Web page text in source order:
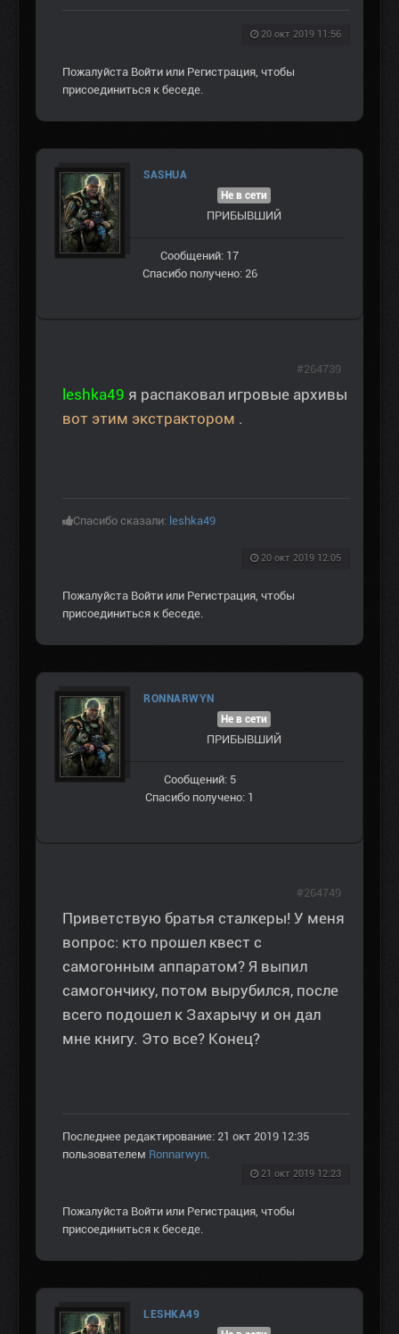
20 окт 2019 11:56
Пожалуйста Войти или Регистрация, чтобы
присоединиться к беседе.
SASHUA
Не в сети
ПРИБЫВШИЙ
Сообщений: 17
Спасибо получено: 26
leshka49 я распаковал игровые архивы
вот этим экстрактором .
Спасибо сказали: leshka49
20 окт 2019 12:05
#264739
Пожалуйста Войти или Регистрация, чтобы
присоединиться к беседе.
RONNARWYN
Не в сети
ПРИБЫВШИЙ
Сообщений: 5
Спасибо получено: 1
Приветствую братья сталкеры! У меня
вопрос: кто прошел квест с
самогонным аппаратом? Я выпил
самогончику, потом вырубился, после
всего подошел к Захарычу и он дал
мне книгу. Это все? Конец?
Последнее редактирование: 21 окт 2019 12:35
пользователем Ronnarwyn.
21 окт 2019 12:23
#264749
Пожалуйста Войти или Регистрация, чтобы
присоединиться к беседе.
LESHKA49